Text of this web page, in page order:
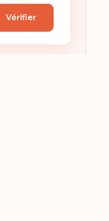
Guyana
Guyane française
Vérifier